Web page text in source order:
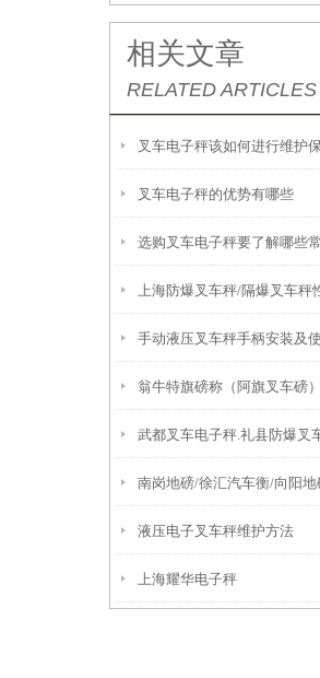
相关文章
RELATED ARTICLES
叉车电子秤该如何进行维护
叉车电子秤的优势有哪些
选购叉车电子秤要了解哪些
手动液压叉车秤手柄安装及
液压电子叉车秤维护方法
上海耀华电子秤